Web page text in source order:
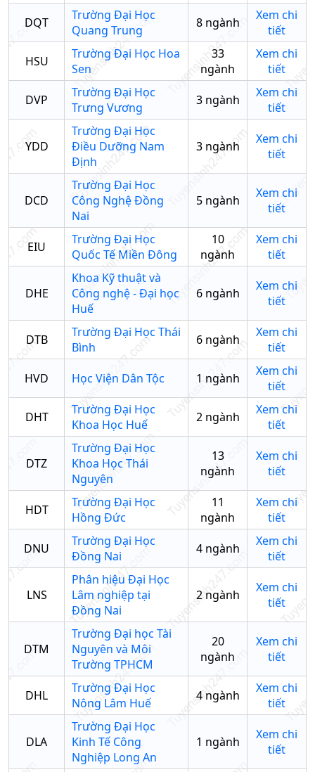
DQT
Trường Đại Học
Quang Trung
8ngành
Xem chi
tiết
HSU
Trường Đại Học Hoa
Sen
33
ngành
Xem chi
tiết
DVP
Trường Đại Học
Trưng Vương
3ngành
Xem chi
tiết
YDD
Trường Đại Học
Điều Dưỡng Nam
Định
3ngành
Xem chi
tiết
DCD
Trường Đại Học
Công Nghệ Đồng
Nai
5ngành
Xem chi
tiết
EIU
Trường Đại Học
Quốc Tế Miền Đông
10
ngành
Xem chi
tiết
DHE
Khoa Kỹ thuật và
Công nghệ - Đại học
Huế
6ngành
Xem chi
tiết
DTB
Trường Đại Học Thái
Bình
6ngành
Xem chi
tiết
HVD
Học Viện Dân Tộc 1 ngành
Xem chi
tiết
DHT
Trường Đại Học
Khoa Học Huế
2ngành
Xem chi
tiết
DTZ
Trường Đại Học
Khoa Học Thái
Nguyên
13
ngành
Xem chi
tiết
HDT
Trường Đại Học
Hồng Đức
11
ngành
Xem chi
tiết
DNU
Trường Đại Học
Đồng Nai
4ngành
Xem chi
tiết
LNS
Phân hiệu Đại Học
Lâm nghiệp tại
Đồng Nai
2ngành
Xem chi
tiết
DTM
Trường Đại học Tài
Nguyên và Môi
Trường TPHCM
20
ngành
Xem chi
tiết
DHL
Trường Đại Học
Nông Lâm Huế
4ngành
Xem chi
tiết
DLA
Trường Đại Học
Kinh Tế Công
Nghiệp Long An
1 ngành
Xem chi
tiết